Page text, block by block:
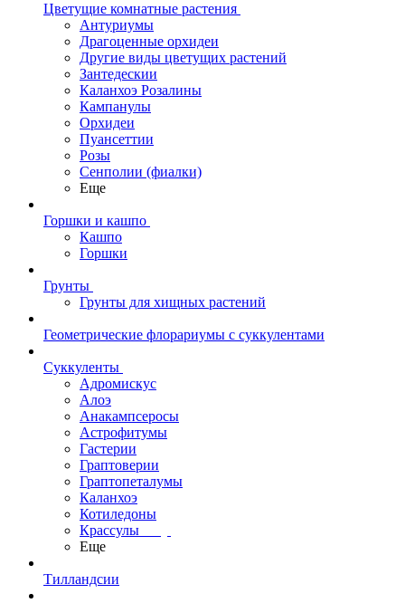
Цветущие комнатные растения
Антуриумы
Драгоценные орхидеи
Другие виды цветущих растений
Зантедескии
Каланхоэ Розалины
Кампанулы
Орхидеи
Пуансеттии
Розы
Сенполии (фиалки)
Еще
Горшки и кашпо
Кашпо
Горшки
Грунты
Грунты для хищных растений
Геометрические флорариумы с суккулентами
Суккуленты
Адромискус
Алоэ
Анакампсеросы
Астрофитумы
Гастерии
Граптоверии
Граптопеталумы
Каланхоэ
Котиледоны
Крассулы
Еще
Тилландсии